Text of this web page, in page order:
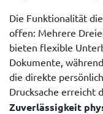
Die Funktionalität
offen: Mehrere
bieten flexible
Dokumente,
die direkte
Drucksache erreicht
Zuverlässigkeit